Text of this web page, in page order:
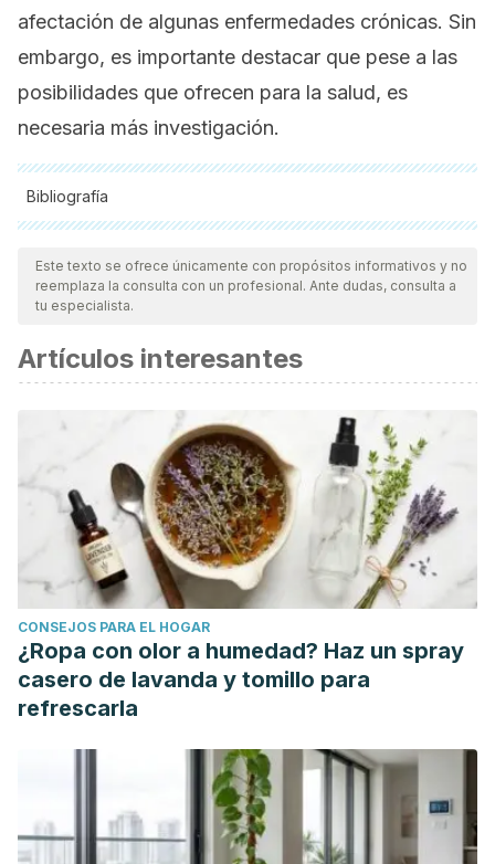
afectación de algunas enfermedades crónicas. Sin
embargo, es importante destacar que pese a las
posibilidades que ofrecen para la salud, es
necesaria más investigación.
Bibliografía
Todas las fuentes citadas fueron revisadas a profundidad por
nuestro equipo, para asegurar su calidad, confiabilidad,
vigencia y validez.La bibliografía de este artículo fue
científica.
Cherry P, et al. Risks and benefits of consuming edible
Nutritional Reviews
. Mayo 2019;77(5):307-329.
de Jesus Raposo MF,et al. Emergent Sources of Prebiotics:
Seaweeds and Microalgae.Marine Drugs. Enero
2016.14(2):27.
Huang D. Dietary Antioxidants and Health Promotion.
Antioxidants (Basel). Enero 2018.7(1):9.
Lordan S, et al. Marine bioactives as functional food
ingredients: potential to reduce the incidence of chronic
diseases.
. Junio 2011.9(6):1056-1100.
MacArtain P, et al. Nutritional Value of Edible Seaweeds.
O'Sullivan L, et al. Prebiotics from Marine Macroalgae for
Human and Animal Health Applications.
Julio 2010. 1;8(7):2038-64
Pizzino G, et al. Oxidative Stress: Harms and Benefits for
Este texto se ofrece únicamente con propósitos informativos y no
reemplaza la consulta con un profesional. Ante dudas, consulta a
tu especialista.
Artículos interesantes
CONSEJOS PARA EL HOGAR
¿Ropa con olor a humedad? Haz un spray
casero de lavanda y tomillo para
refrescarla